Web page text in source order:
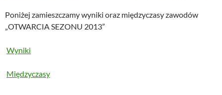
Poniżej zamieszczamy wyniki oraz międzyczasy zawodów
„OTWARCIA SEZONU 2013”
Wyniki
Międzyczasy